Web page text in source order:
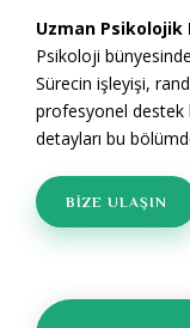
Uzman Psikolojik
Psikoloji
Sürecin işleyişi,
profesyonel
detayları bu
BİZE ULAŞIN